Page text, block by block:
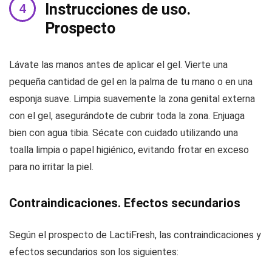
Instrucciones de uso.
Prospecto
Lávate las manos antes de aplicar el gel. Vierte una
pequeña cantidad de gel en la palma de tu mano o en una
esponja suave. Limpia suavemente la zona genital externa
con el gel, asegurándote de cubrir toda la zona. Enjuaga
bien con agua tibia. Sécate con cuidado utilizando una
toalla limpia o papel higiénico, evitando frotar en exceso
para no irritar la piel.
Contraindicaciones. Efectos secundarios
Según el prospecto de LactiFresh, las contraindicaciones y
efectos secundarios son los siguientes: